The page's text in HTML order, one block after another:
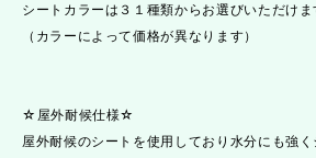
シートカラーは３１種類からお選びいただけま
（カラーによって価格が異なります）
☆屋外耐候仕様☆
屋外耐候のシートを使用しており水分にも強